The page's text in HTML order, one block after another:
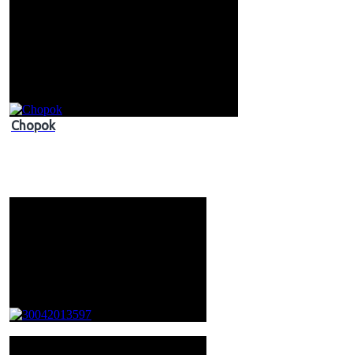
Chopok